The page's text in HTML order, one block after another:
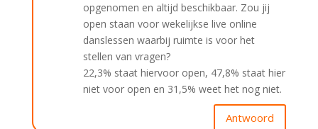
opgenomen en altijd beschikbaar. Zou jij
open staan voor wekelijkse live online
danslessen waarbij ruimte is voor het
stellen van vragen?
22,3% staat hiervoor open, 47,8% staat hier
niet voor open en 31,5% weet het nog niet.
Antwoord